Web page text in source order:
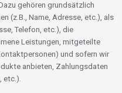
gehören grundsätzlich
(z.B., Name, Adresse, etc.), als
Telefon, etc.), die
Leistungen, mitgeteilte
und sofern wir
anbieten, Zahlungsdaten
etc.).